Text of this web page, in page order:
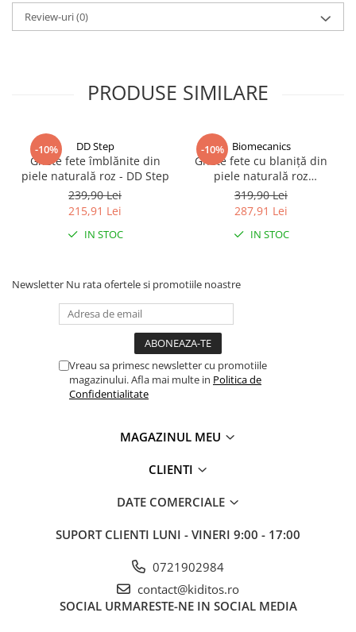
Review-uri(0)
PRODUSE SIMILARE
-10% DD Step
Ghete fete îmblănite din
piele naturală roz - DD Step
239,90 Lei
215,91 Lei
IN STOC
-10% Biomecanics
Ghete fete cu blaniță din
piele naturală roz
Biomecanics
319,90 Lei
287,91 Lei
IN STOC
Newsletter Nu rata ofertele si promotiile noastre
Vreau sa primesc newsletter cu promotiile
magazinului. Afla mai multe in Politica de
Confidentialitate
MAGAZINUL MEU
CLIENTI
DATE COMERCIALE
SUPORT CLIENTI LUNI - VINERI 9:00 - 17:00
0721902984
contact@kiditos.ro
SOCIAL URMARESTE-NE IN SOCIAL MEDIA